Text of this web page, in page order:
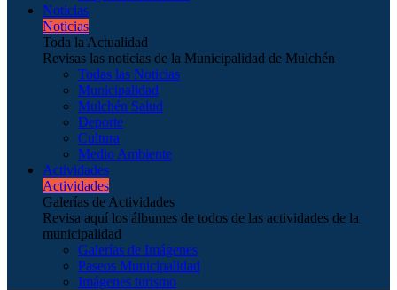
Noticias
Noticias
Toda la Actualidad
Revisas las noticias de la Municipalidad de Mulchén
Todas las Noticias
Municipalidad
Mulchén Salud
Deporte
Cultura
Medio Ambiente
Actividades
Actividades
Galerías de Actividades
Revisa aquí los álbumes de todos de las actividades de la
municipalidad
Galerías de Imágenes
Paseos Municipalidad
Imágenes turismo